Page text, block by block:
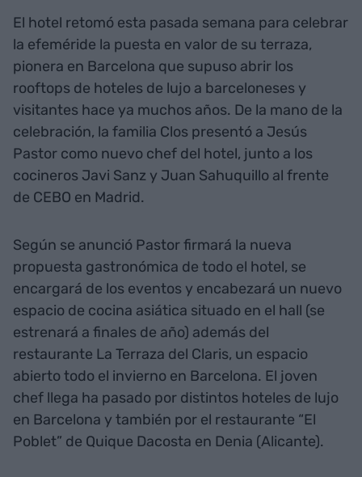
El hotel retomó esta pasada semana para celebrar
la efeméride la puesta en valor de su terraza,
pionera en Barcelona que supuso abrir los
rooftops de hoteles de lujo a barceloneses y
visitantes hace ya muchos años. De la mano de la
celebración, la familia Clos presentó a Jesús
Pastor como nuevo chef del hotel, junto a los
cocineros Javi Sanz y Juan Sahuquillo al frente
de CEBO en Madrid.
Según se anunció Pastor firmará la nueva
propuesta gastronómica de todo el hotel, se
encargará de los eventos y encabezará un nuevo
espacio de cocina asiática situado en el hall (se
estrenará a finales de año) además del
restaurante La Terraza del Claris, un espacio
abierto todo el invierno en Barcelona. El joven
chef llega ha pasado por distintos hoteles de lujo
en Barcelona y también por el restaurante “El
Poblet” de Quique Dacosta en Denia (Alicante).